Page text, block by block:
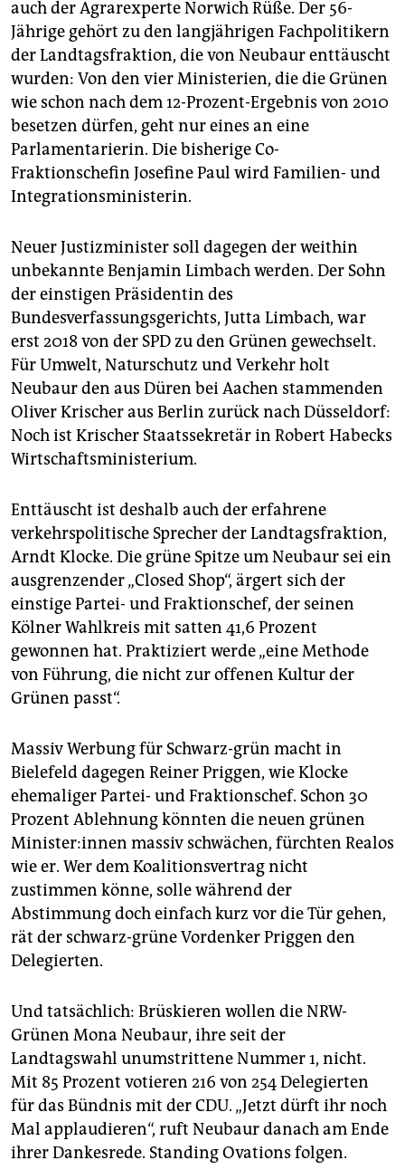
auch der Agrarexperte Norwich Rüße. Der 56-
Jährige gehört zu den langjährigen Fachpolitikern
der Landtagsfraktion, die von Neubaur enttäuscht
wurden: Von den vier Ministerien, die die Grünen
wie schon nach dem 12-Prozent-Ergebnis von 2010
besetzen dürfen, geht nur eines an eine
Parlamentarierin. Die bisherige Co-
Fraktionschefin Josefine Paul wird Familien- und
Integrationsministerin.
Neuer Justizminister soll dagegen der weithin
unbekannte Benjamin Limbach werden. Der Sohn
der einstigen Präsidentin des
Bundesverfassungsgerichts, Jutta Limbach, war
erst 2018 von der SPD zu den Grünen gewechselt.
Für Umwelt, Naturschutz und Verkehr holt
Neubaur den aus Düren bei Aachen stammenden
Oliver Krischer aus Berlin zurück nach Düsseldorf:
Noch ist Krischer Staatssekretär in Robert Habecks
Wirtschaftsministerium.
Enttäuscht ist deshalb auch der erfahrene
verkehrspolitische Sprecher der Landtagsfraktion,
Arndt Klocke. Die grüne Spitze um Neubaur sei ein
ausgrenzender „Closed Shop“, ärgert sich der
einstige Partei- und Fraktionschef, der seinen
Kölner Wahlkreis mit satten 41,6 Prozent
gewonnen hat. Praktiziert werde „eine Methode
von Führung, die nicht zur offenen Kultur der
Grünen passt“.
Massiv Werbung für Schwarz-grün macht in
Bielefeld dagegen Reiner Priggen, wie Klocke
ehemaliger Partei- und Fraktionschef. Schon 30
Prozent Ablehnung könnten die neuen grünen
Mi­nis­te­r:in­nen massiv schwächen, fürchten Realos
wie er. Wer dem Koalitionsvertrag nicht
zustimmen könne, solle während der
Abstimmung doch einfach kurz vor die Tür gehen,
rät der schwarz-grüne Vordenker Priggen den
Delegierten.
Und tatsächlich: Brüskieren wollen die NRW-
Grünen Mona Neubaur, ihre seit der
Landtagswahl unumstrittene Nummer 1, nicht.
Mit 85 Prozent votieren 216 von 254 Delegierten
für das Bündnis mit der CDU. „Jetzt dürft ihr noch
Mal applaudieren“, ruft Neubaur danach am Ende
ihrer Dankesrede. Standing Ovations folgen.